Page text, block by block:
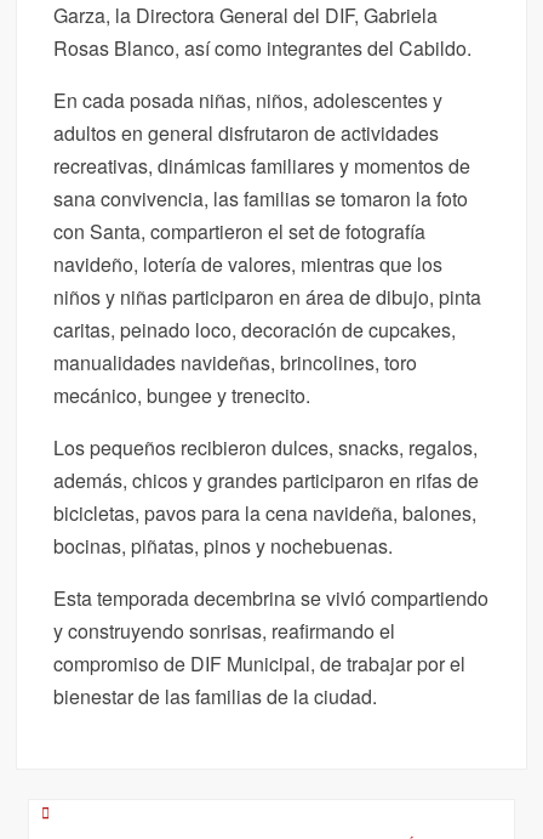
Garza, la Directora General del DIF, Gabriela
Rosas Blanco, así como integrantes del Cabildo.
En cada posada niñas, niños, adolescentes y
adultos en general disfrutaron de actividades
recreativas, dinámicas familiares y momentos de
sana convivencia, las familias se tomaron la foto
con Santa, compartieron el set de fotografía
navideño, lotería de valores, mientras que los
niños y niñas participaron en área de dibujo, pinta
caritas, peinado loco, decoración de cupcakes,
manualidades navideñas, brincolines, toro
mecánico, bungee y trenecito.
Los pequeños recibieron dulces, snacks, regalos,
además, chicos y grandes participaron en rifas de
bicicletas, pavos para la cena navideña, balones,
bocinas, piñatas, pinos y nochebuenas.
Esta temporada decembrina se vivió compartiendo
y construyendo sonrisas, reafirmando el
compromiso de DIF Municipal, de trabajar por el
bienestar de las familias de la ciudad.
Navegación